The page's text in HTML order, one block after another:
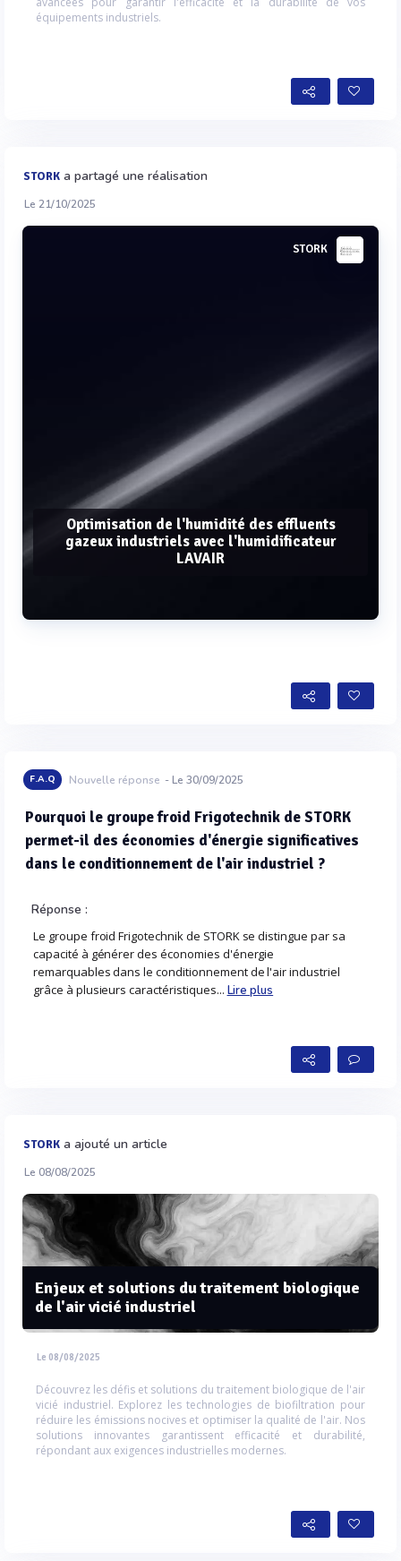
équipements industriels.
STORK a partagé une réalisation
Le 21/10/2025
STORK
Optimisation de l'humidité des effluents
gazeux industriels avec l'humidificateur
LAVAIR
F.A.Q Nouvelle réponse - Le 30/09/2025
Pourquoi le groupe froid Frigotechnik de STORK
permet-il des économies d'énergie significatives
dans le conditionnement de l'air industriel ?
Réponse :
Le groupe froid Frigotechnik de STORK se distingue par sa
capacité à générer des économies d'énergie
remarquables dans le conditionnement de l'air industriel
grâce à plusieurs caractéristiques... Lire plus
STORK a ajouté un article
Le 08/08/2025
Enjeux et solutions du traitement biologique
de l'air vicié industriel
Le 08/08/2025
Découvrez les défis et solutions du traitement biologique de l'air
vicié industriel. Explorez les technologies de biofiltration pour
réduire les émissions nocives et optimiser la qualité de l'air. Nos
solutions innovantes garantissent efficacité et durabilité,
répondant aux exigences industrielles modernes.